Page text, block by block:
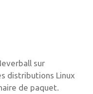
sur
distributions Linux
de paquet.